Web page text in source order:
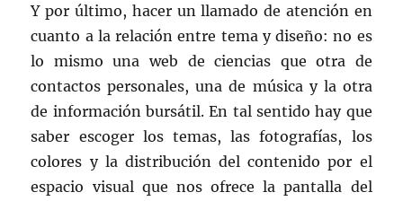
Y por último, hacer un llamado de atención en
cuanto a la relación entre tema y diseño: no es
lo mismo una web de ciencias que otra de
contactos personales, una de música y la otra
de información bursátil. En tal sentido hay que
saber escoger los temas, las fotografías, los
colores y la distribución del contenido por el
espacio visual que nos ofrece la pantalla del